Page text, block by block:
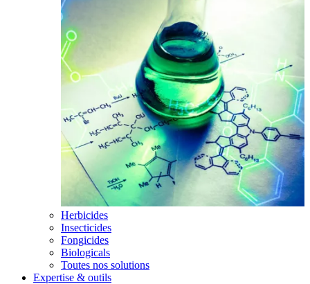
Herbicides
Insecticides
Fongicides
Biologicals
Toutes nos solutions
Expertise & outils